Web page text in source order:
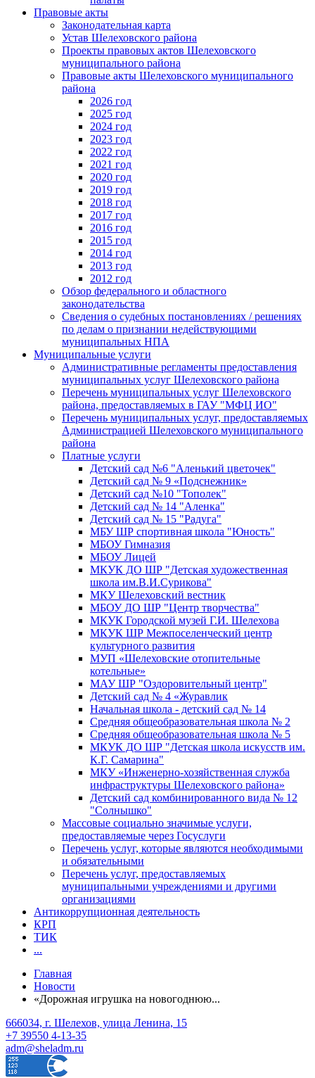
Правовые акты
Законодательная карта
Устав Шелеховского района
Проекты правовых актов Шелеховского
муниципального района
Правовые акты Шелеховского муниципального
района
2026 год
2025 год
2024 год
2023 год
2022 год
2021 год
2020 год
2019 год
2018 год
2017 год
2016 год
2015 год
2014 год
2013 год
2012 год
Обзор федерального и областного
законодательства
Сведения о судебных постановлениях / решениях
по делам о признании недействующими
муниципальных НПА
Муниципальные услуги
Административные регламенты предоставления
муниципальных услуг Шелеховского района
Перечень муниципальных услуг Шелеховского
района, предоставляемых в ГАУ "МФЦ ИО"
Перечень муниципальных услуг, предоставляемых
Администрацией Шелеховского муниципального
района
Платные услуги
Детский сад №6 "Аленький цветочек"
Детский сад № 9 «Подснежник»
Детский сад №10 "Тополек"
Детский сад № 14 "Аленка"
Детский сад № 15 "Радуга"
МБУ ШР спортивная школа "Юность"
МБОУ Гимназия
МБОУ Лицей
МКУК ДО ШР "Детская художественная
школа им.В.И.Сурикова"
МКУ Шелеховский вестник
МБОУ ДО ШР "Центр творчества"
МКУК Городской музей Г.И. Шелехова
МКУК ШР Межпоселенческий центр
культурного развития
МУП «Шелеховские отопительные
котельные»
МАУ ШР "Оздоровительный центр"
Детский сад № 4 «Журавлик
Начальная школа - детский сад № 14
Средняя общеобразовательная школа № 2
Средняя общеобразовательная школа № 5
МКУК ДО ШР "Детская школа искусств им.
К.Г. Самарина"
МКУ «Инженерно-хозяйственная служба
инфраструктуры Шелеховского района»
Детский сад комбинированного вида № 12
"Солнышко"
Массовые социально значимые услуги,
предоставляемые через Госуслуги
Перечень услуг, которые являются необходимыми
и обязательными
Перечень услуг, предоставляемых
муниципальными учреждениями и другими
организациями
Антикоррупционная деятельность
КРП
ТИК
...
Главная
Новости
«Дорожная игрушка на новогоднюю...
666034, г. Шелехов, улица Ленина, 15
+7 39550 4-13-35
adm@sheladm.ru